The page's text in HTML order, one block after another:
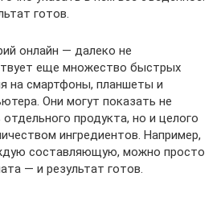
готов.
онлайн — далеко не
еще множество быстрых
на смартфоны, планшеты и
Они могут показать не
продукта, но и целого
ингредиентов. Например,
составляющую, можно просто
— и результат готов.